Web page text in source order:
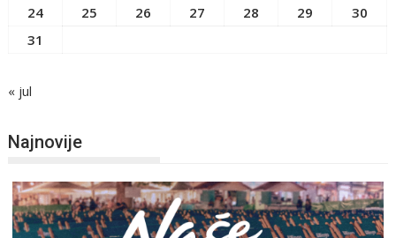
24
25 26 27 28 29
30
31
« jul
Najnovije